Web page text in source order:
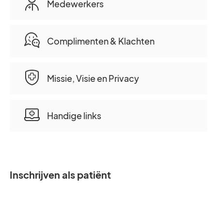
Medewerkers
Complimenten & Klachten
Missie, Visie en Privacy
Handige links
Inschrijven als patiënt